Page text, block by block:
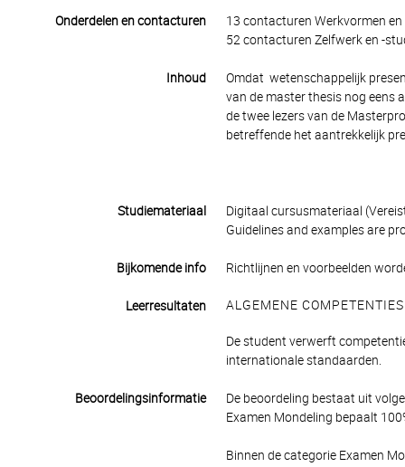
Onderdelen en contacturen
13 contacturen Werkvormen en
52 contacturen Zelfwerk en -
Inhoud
Omdat wetenschappelijk
van de master thesis nog eens
de twee lezers van de
betreffende het aantrekkelijk
Studiemateriaal
Digitaal cursusmateriaal
Guidelines and examples are
Bijkomende info Richtlijnen en voorbeelden
Leerresultaten ALGEMENE COMPETENTIES
De student verwerft
internationale standaarden.
Beoordelingsinformatie
De beoordeling bestaat uit
Examen Mondeling bepaalt
Binnen de categorie Examen